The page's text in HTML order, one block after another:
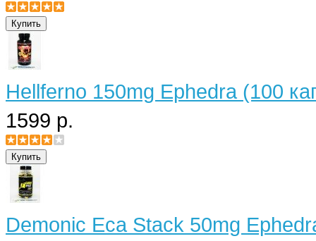
Hellferno 150mg Ephedra (100
1599 р.
Demonic Eca Stack 50mg